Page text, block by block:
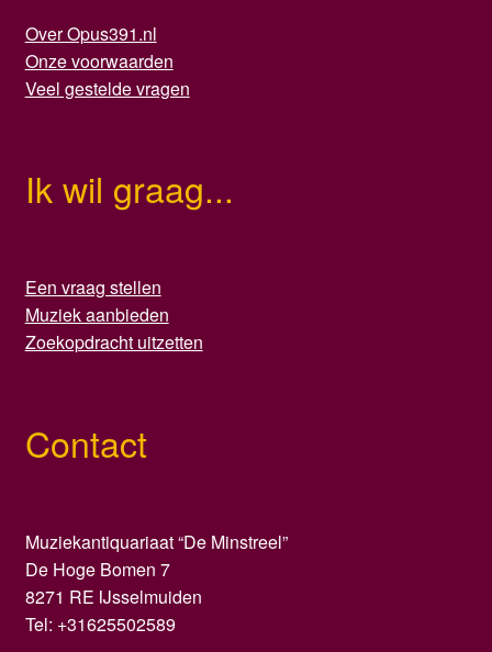
Over Opus391.nl
Onze voorwaarden
Veel gestelde vragen
Ik wil graag...
Een vraag stellen
Muziek aanbieden
Zoekopdracht uitzetten
Contact
Muziekantiquariaat “De Minstreel”
De Hoge Bomen 7
8271 RE IJsselmuiden
Tel: +31625502589